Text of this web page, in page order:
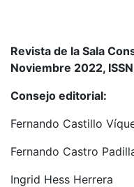
Revista de la Sala
Noviembre 2022,
Consejo editorial:
Fernando Castillo
Fernando Castro
Ingrid Hess Herrera